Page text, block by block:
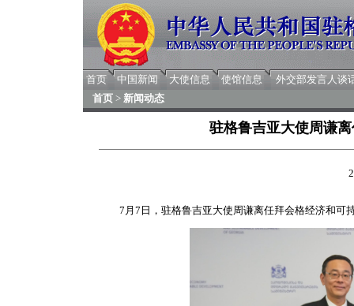
首页 中国新闻 大使信息 使馆信息
外交部发言人谈
首页 > 新闻动态
驻格鲁吉亚大使周谦
7月7日，驻格鲁吉亚大使周谦离任拜会格经济和可